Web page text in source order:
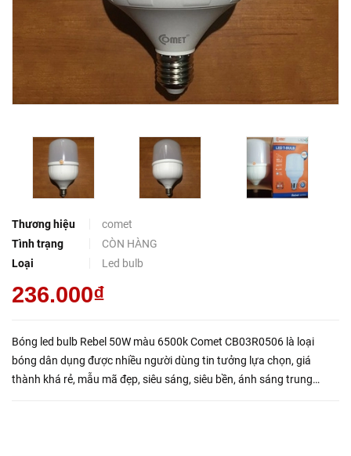
Thương hiệu
comet
Tình trạng
CÒN HÀNG
Loại
Led bulb
236.000₫
Bóng led bulb Rebel 50W màu 6500k Comet CB03R0506 là loại
bóng dân dụng được nhiều người dùng tin tưởng lựa chọn, giá
thành khá rẻ, mẫu mã đẹp, siêu sáng, siêu bền, ánh sáng trung